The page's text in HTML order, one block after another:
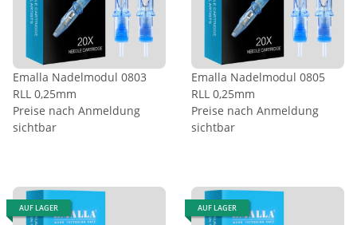
Emalla Nadelmodul 0803
RLL 0,25mm
Preise nach Anmeldung
sichtbar
Emalla Nadelmodul 0805
RLL 0,25mm
Preise nach Anmeldung
sichtbar
AUF LAGER AUF LAGER